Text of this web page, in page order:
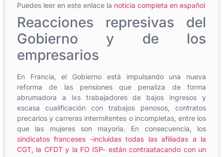
Puedes leer en este enlace la noticia completa en español
Reacciones represivas del
Gobierno y de los
empresarios
En Francia, el Gobierno está impulsando una nueva
reforma de las pensiones que penaliza de forma
abrumadora a lxs trabajadores de bajos ingresos y
escasa cualificación con trabajos penosos, contratos
precarios y carreras intermitentes o incompletas, entre los
que las mujeres son mayoría. En consecuencia, los
sindicatos franceses -incluidas todas las afiliadas a la
CGT, la CFDT y la FO ISP- están contraatacando con un